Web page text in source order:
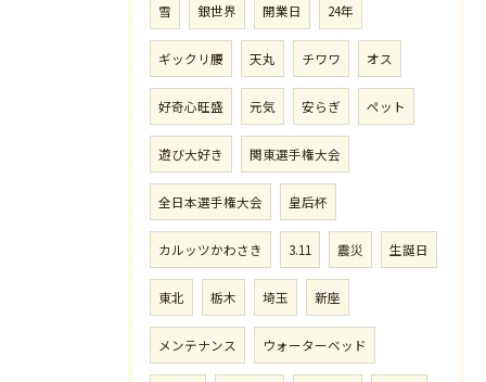
雪 銀世界 開業日 24年
ギックリ腰 天丸 チワワ オス
好奇心旺盛 元気 安らぎ ペット
遊び大好き 関東選手権大会
全日本選手権大会 皇后杯
カルッツかわさき 3.11 震災 生誕日
東北 栃木 埼玉 新座
メンテナンス ウォーターベッド